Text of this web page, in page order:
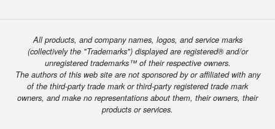
All products, and company names, logos, and service marks
(collectively the "Trademarks") displayed are registered® and/or
unregistered trademarks™ of their respective owners.
The authors of this web site are not sponsored by or affiliated with any
of the third-party trade mark or third-party registered trade mark
owners, and make no representations about them, their owners, their
products or services.